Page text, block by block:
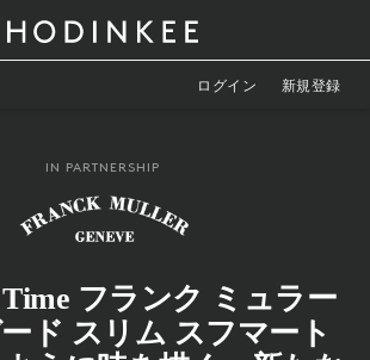
ログイン 新規登録
IN PARTNERSHIP
Time フランク ミュラー
ド スリム スフマート